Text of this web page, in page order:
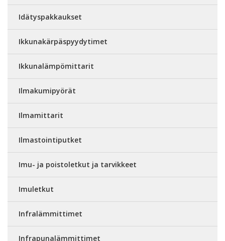
Idätyspakkaukset
Ikkunakärpäspyydytimet
Ikkunalämpömittarit
Ilmakumipyörät
Ilmamittarit
Ilmastointiputket
Imu- ja poistoletkut ja tarvikkeet
Imuletkut
Infralämmittimet
Infrapunalämmittimet